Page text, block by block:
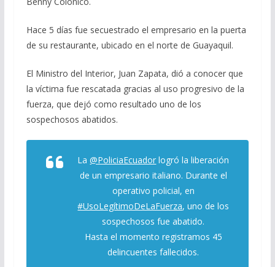
Hace 5 días fue secuestrado el empresario en la puerta
de su restaurante, ubicado en el norte de Guayaquil.
El Ministro del Interior, Juan Zapata, dió a conocer que
la víctima fue rescatada gracias al uso progresivo de la
fuerza, que dejó como resultado uno de los
sospechosos abatidos.
La@PoliciaEcuador logró la liberación
de un empresario italiano. Durante el
operativo policial, en
#UsoLegítimoDeLaFuerza, uno de los
sospechosos fue abatido.
Hasta el momento registramos 45
delincuentes fallecidos.